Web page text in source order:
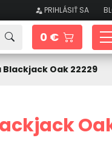
PRIHLÁSIŤ SA
0 €
Oak 22229